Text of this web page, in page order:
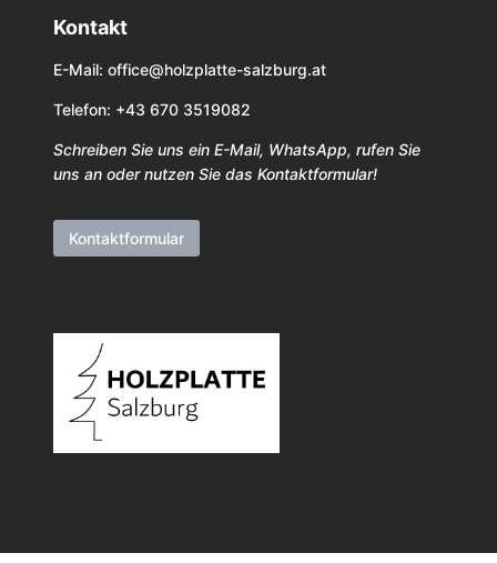
Kontakt
E-Mail: office@holzplatte-salzburg.at
Telefon: +43 670 3519082
Schreiben Sie uns ein E-Mail, WhatsApp, rufen Sie
uns an oder nutzen Sie das Kontaktformular!
Kontaktformular